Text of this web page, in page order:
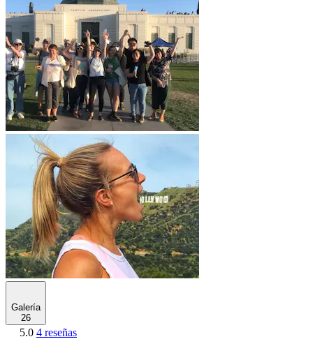
Galería
26
5.0 4 reseñas